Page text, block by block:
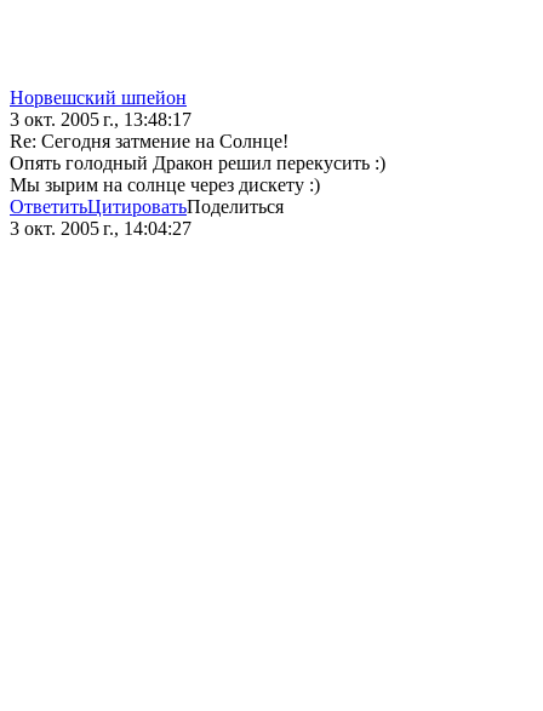
Норвешский шпейон
3 окт. 2005 г., 13:48:17
Re: Сегодня затмение на Солнце!
Опять голодный Дракон решил перекусить :)
Мы зырим на солнце через дискету :)
ОтветитьЦитироватьПоделиться
3 окт. 2005 г., 14:04:27